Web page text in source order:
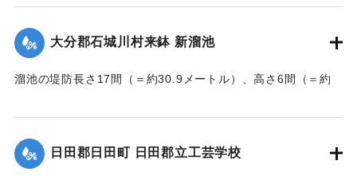
江村の漁業組合の2人が発見し、消防組と協力、現場へ決死者
7人選抜し現場へ急行させ、辛うじて救助した。
【出典：大分新聞 大正7年7月16日7面（15日夕刊）】
大分郡石城川村来鉢 新溜池
溜池の堤防長さ17間（＝約30.9メートル）、高さ6間（＝約
額は2000円の見込み。
【出典：大分新聞 大正7年7月16日7面（15日夕刊）】
日田郡日田町 日田郡立工芸学校